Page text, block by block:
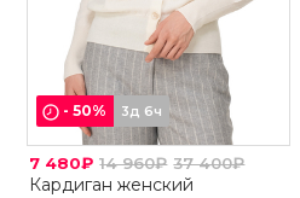
-50% 3д 6ч
7 480₽ 14 960₽ 37 400₽
Кардиган женский